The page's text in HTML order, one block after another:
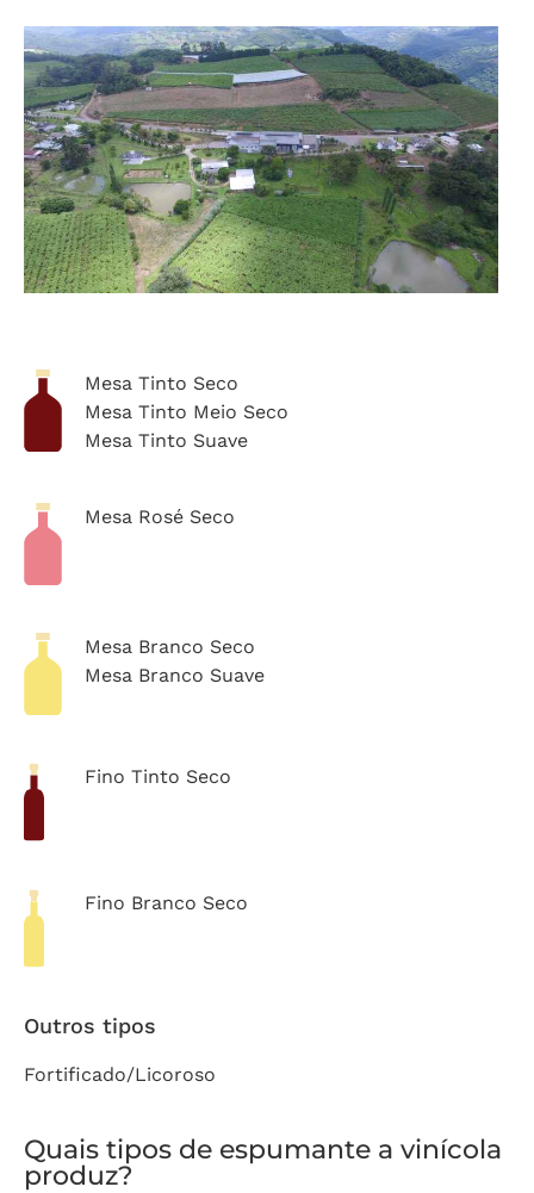
Mesa Tinto Seco
Mesa Tinto Meio Seco
Mesa Tinto Suave
Mesa Rosé Seco
Mesa Branco Seco
Mesa Branco Suave
Fino Tinto Seco
Fino Branco Seco
Outros tipos
Fortificado/Licoroso
Quais tipos de espumante a vinícola
produz?